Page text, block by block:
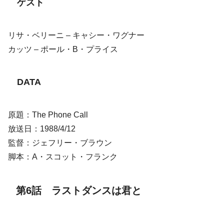
ゲスト
リサ・ベリーニ – キャシー・ワグナー
カッツ – ポール・B・プライス
DATA
原題：The Phone Call
放送日：1988/4/12
監督：ジェフリー・ブラウン
脚本：A・スコット・フランク
第6話 ラストダンスは君と